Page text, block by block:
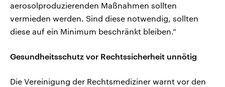
aerosolproduzierenden Maßnahmen sollten
vermieden werden. Sind diese notwendig, sollten
diese auf ein Minimum beschränkt bleiben.“
Gesundheitsschutz vor Rechtssicherheit unnötig
Die Vereinigung der Rechtsmediziner warnt vor den